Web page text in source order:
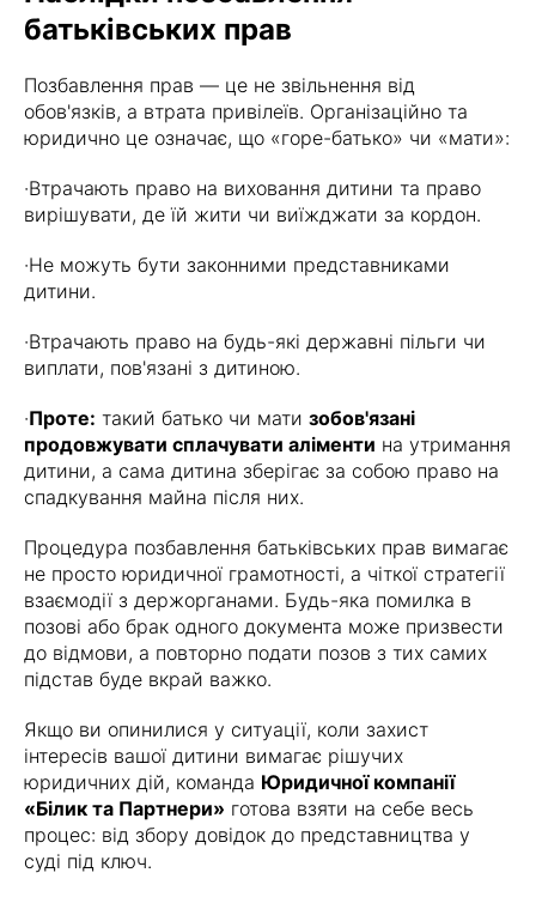
батьківських прав
Позбавлення прав — це не звільнення від
обов'язків, а втрата привілеїв. Організаційно та
юридично це означає, що «горе-батько» чи «мати»:
·Втрачають право на виховання дитини та право
вирішувати, де їй жити чи виїжджати за кордон.
·Не можуть бути законними представниками
дитини.
·Втрачають право на будь-які державні пільги чи
виплати, пов'язані з дитиною.
·Проте: такий батько чи мати зобов'язані
продовжувати сплачувати аліменти на утримання
дитини, а сама дитина зберігає за собою право на
спадкування майна після них.
Процедура позбавлення батьківських прав вимагає
не просто юридичної грамотності, а чіткої стратегії
взаємодії з держорганами. Будь-яка помилка в
позові або брак одного документа може призвести
до відмови, а повторно подати позов з тих самих
підстав буде вкрай важко.
Якщо ви опинилися у ситуації, коли захист
інтересів вашої дитини вимагає рішучих
юридичних дій, команда Юридичної компанії
«Білик та Партнери» готова взяти на себе весь
процес: від збору довідок до представництва у
суді під ключ.